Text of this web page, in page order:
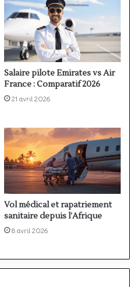
Salaire pilote Emirates vs Air
France : Comparatif 2026
21 avril 2026
Vol médical et rapatriement
sanitaire depuis l’Afrique
8 avril 2026